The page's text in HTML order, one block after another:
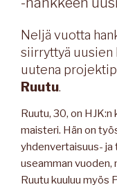
Neljä vuotta
siirryttyä uusien
uutena
Ruutu.
Ruutu, 30, on
maisteri. Hän on
yhdenvertaisuus- ja
useamman vuoden,
Ruutu kuuluu myös